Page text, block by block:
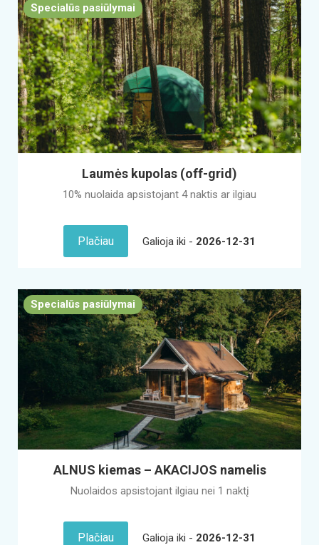
Specialūs pasiūlymai
Laumės kupolas (off-grid)
10% nuolaida apsistojant 4 naktis ar ilgiau
Plačiau Galioja iki - 2026-12-31
Specialūs pasiūlymai
ALNUS kiemas – AKACIJOS namelis
Nuolaidos apsistojant ilgiau nei 1 naktį
Plačiau Galioja iki - 2026-12-31